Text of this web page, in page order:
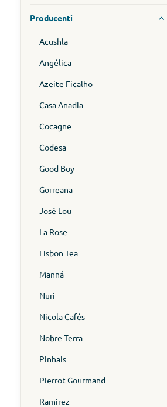
Producenti
Acushla
Angélica
Azeite Ficalho
Casa Anadia
Cocagne
Codesa
Good Boy
Gorreana
José Lou
La Rose
Lisbon Tea
Manná
Nuri
Nicola Cafés
Nobre Terra
Pinhais
Pierrot Gourmand
Ramirez